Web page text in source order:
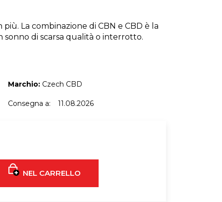
La combinazione di CBN e CBD è la
di scarsa qualità o interrotto.
Marchio: Czech CBD
Consegna a: 11.08.2026
NEL CARRELLO
FIORE WHITE WIDOW